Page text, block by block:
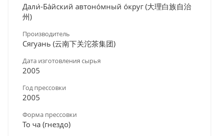
Дали́-Ба́йский автоно́мный о́круг (大理白族自治
州)
Производитель
Сягуань (云南下关沱茶集团)
Дата изготовления сырья
2005
Год прессовки
2005
Форма прессовки
То ча (гнездо)